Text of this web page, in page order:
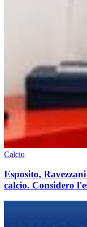
Calcio
Esposito,
calcio. Considero